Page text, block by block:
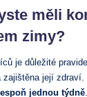
měli
zimy?
je důležité
zajištěna její zdraví.⁣
jednou ​týdně